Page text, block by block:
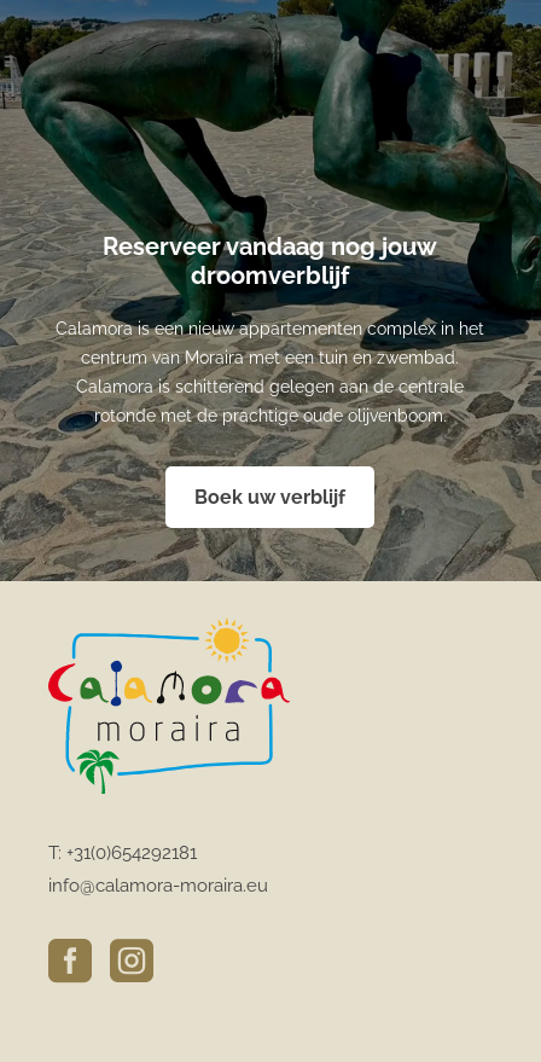
Reserveer vandaag nog jouw
droomverblijf
Calamora is een nieuw appartementen complex in het
centrum van Moraira met een tuin en zwembad.
Calamora is schitterend gelegen aan de centrale
rotonde met de prachtige oude olijvenboom.
Boek uw verblijf
T:+31(0)654292181
info@calamora-moraira.eu
 